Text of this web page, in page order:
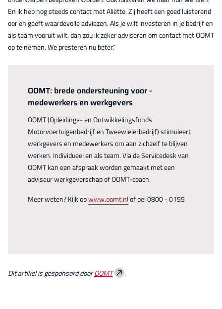
En ik heb nog steeds contact met Aliëtte. Zij heeft een goed luisterend
oor en geeft waardevolle adviezen. Als je wilt investeren in je bedrijf en
als team vooruit wilt, dan zou ik zeker adviseren om contact met OOMT
op te nemen. We presteren nu beter.”
OOMT: brede ondersteuning voor ­
medewerkers en werkgevers
OOMT (Opleidings- en Ontwikkelingsfonds
Motorvoertuigenbedrijf en Tweewielerbedrijf) stimuleert
werkgevers en medewerkers om aan zichzelf te blijven
werken. Individueel en als team. Via de Servicedesk van
OOMT kan een afspraak worden gemaakt met een
adviseur werkgeverschap of OOMT-coach.
Meer weten? Kijk opwww.oomt.nlof bel 0800 - 0155
Dit artikel is gesponsord doorOOMT .